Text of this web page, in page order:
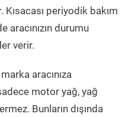
Kısacası periyodik bakım
aracınızın durumu
verir.
marka aracınıza
motor yağ, yağ
Bunların dışında